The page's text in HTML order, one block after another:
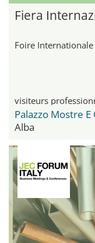
Fiera
Foire
visiteurs
Palazzo Mostre E
Alba